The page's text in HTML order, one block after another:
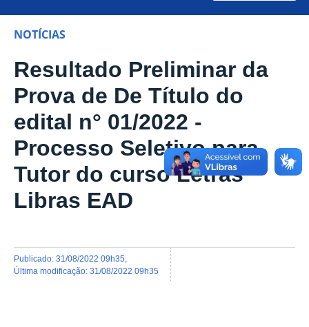
NOTÍCIAS
Resultado Preliminar da
Prova de De Título do
edital n° 01/2022 -
Processo Seletivo para
Tutor do curso Letras
Libras EAD
publicado: 31/08/2022 09h35
última modificação: 31/08/2022 09h35